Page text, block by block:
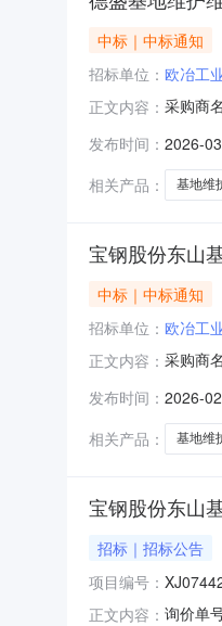
中标｜中标通知
招标单位： 欧冶工
正文内容： 采购商
发布时间： 2026-
相关产品：
基地维
宝钢股份东山
中标｜中标通知
招标单位： 欧冶工
正文内容： 采购商
发布时间： 2026-
相关产品：
基地维
宝钢股份东山
招标｜招标公告
项目编号：
正文内容： 询价单